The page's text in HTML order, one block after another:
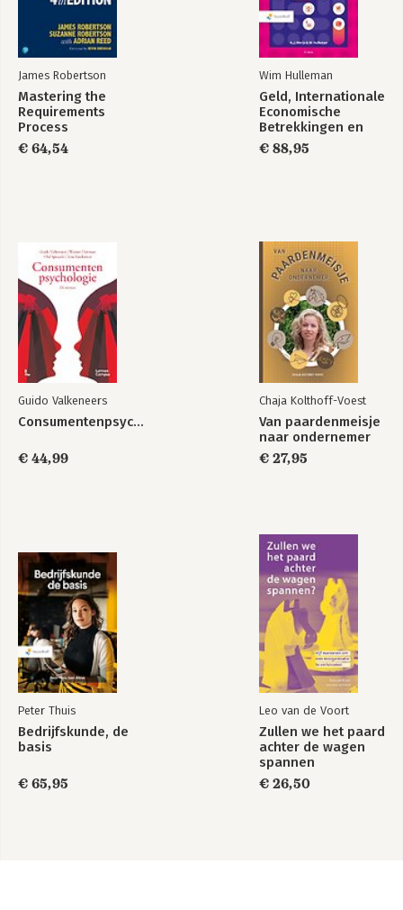
James Robertson
Mastering the
Requirements
Process
€ 64,54
Wim Hulleman
Geld, Internationale
Economische
Betrekkingen en
bedrijfsomgeving
€ 88,95
Guido Valkeneers
Consumentenpsychologie
€ 44,99
Chaja Kolthoff-Voest
Van paardenmeisje
naar ondernemer
€ 27,95
Peter Thuis
Bedrijfskunde, de
basis
€ 65,95
Leo van de Voort
Zullen we het paard
achter de wagen
spannen
€ 26,50